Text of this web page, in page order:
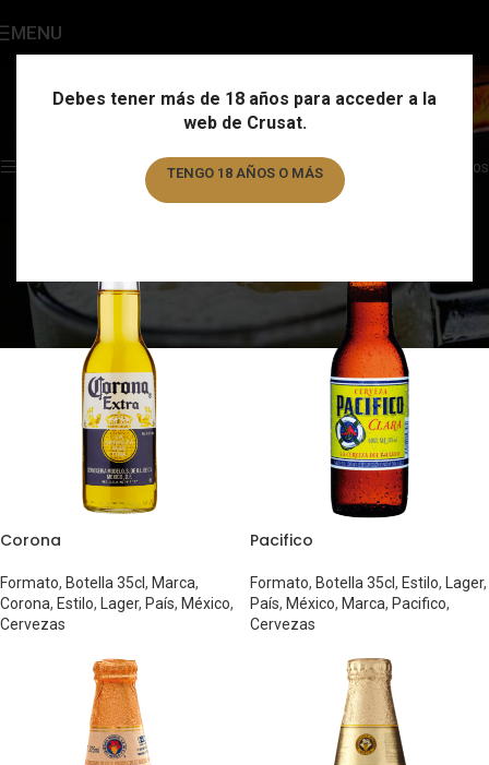
Debes tener más de 18 años para acceder a la
web de Crusat.
TENGO 18 AÑOS O MÁS
MENU México
Showing all 4 results
Filtros
Corona
Formato, Botella 35cl, Marca,
Corona, Estilo, Lager, País, México,
Cervezas
Pacifico
Formato, Botella 35cl, Estilo, Lager,
País, México, Marca, Pacifico,
Cervezas